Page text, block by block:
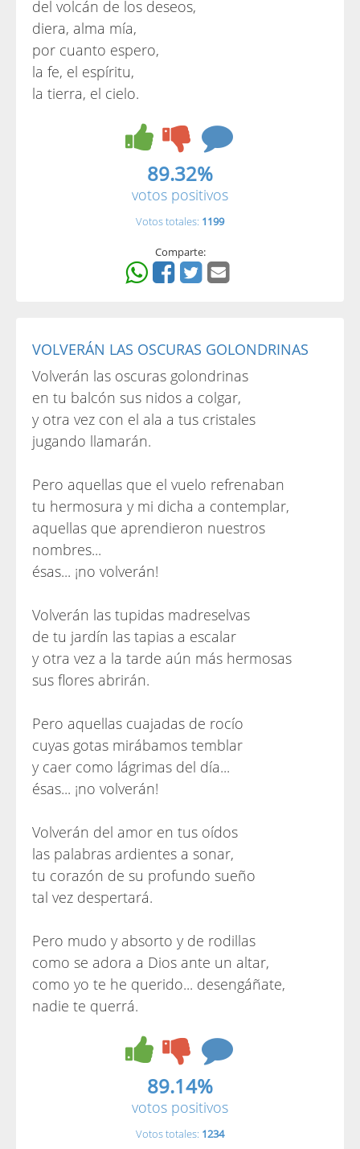
del volcán de los deseos,
diera, alma mía,
por cuanto espero,
la fe, el espíritu,
la tierra, el cielo.
89.32%
votos positivos
Votos totales: 1199
Comparte:
VOLVERÁN LAS OSCURAS GOLONDRINAS
Volverán las oscuras golondrinas
en tu balcón sus nidos a colgar,
y otra vez con el ala a tus cristales
jugando llamarán.
Pero aquellas que el vuelo refrenaban
tu hermosura y mi dicha a contemplar,
aquellas que aprendieron nuestros
nombres...
ésas... ¡no volverán!
Volverán las tupidas madreselvas
de tu jardín las tapias a escalar
y otra vez a la tarde aún más hermosas
sus flores abrirán.
Pero aquellas cuajadas de rocío
cuyas gotas mirábamos temblar
y caer como lágrimas del día...
ésas... ¡no volverán!
Volverán del amor en tus oídos
las palabras ardientes a sonar,
tu corazón de su profundo sueño
tal vez despertará.
Pero mudo y absorto y de rodillas
como se adora a Dios ante un altar,
como yo te he querido... desengáñate,
nadie te querrá.
89.14%
votos positivos
Votos totales: 1234